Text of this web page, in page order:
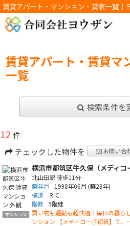
賃貸アパート・マンション・貸家一覧｜
賃貸アパート・賃貸マ
一覧
検索条件を
12 件
チェックした物件を
お問い合
マンション
横浜市都筑区牛久保（メディコ
北山田駅 徒歩11分
築年月
1998年06月 (築28年)
構造
ＲＣ
階数 5階建
買い物も通勤も超快適！毎日の暮ら
ンション 【メディコーポ都筑】で、